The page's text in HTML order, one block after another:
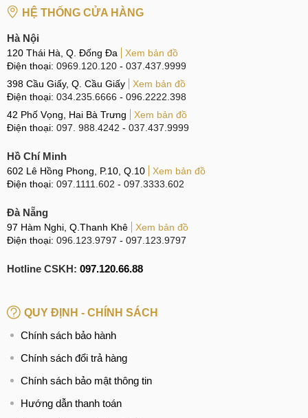
CN 5:602 Lê Hồng Phong, Quận 10
Hotline:
Tại Đà Nẵng
CN 6:97 Hàm Nghi, Q.Thanh Khê
Hotline:097.123.9797
giá thay ic wifi Oppo Reno5 bao nhiêu tiền
sửa sóng wifi Oppo Reno5 yếu, không kết nối.
sửa Oppo Reno5 không thấy tín hiệu wifi
sửa wifi Oppo Reno5 bắt kém
HỆ THỐNG CỬA HÀNG
Hà Nội
120 Thái Hà, Q. Đống Đa
Xem bản đồ
Điện thoại: 0969.120.120 - 037.437.9999
398 Cầu Giấy, Q. Cầu Giấy
Xem bản đồ
Điện thoại: 034.235.6666 - 096.2222.398
42 Phố Vọng, Hai Bà Trưng
Xem bản đồ
Điện thoại: 097. 988.4242 - 037.437.9999
Hồ Chí Minh
602 Lê Hồng Phong, P.10, Q.10
Xem bản đồ
Điện thoại: 097.1111.602 - 097.3333.602
Đà Nẵng
97 Hàm Nghi, Q.Thanh Khê
Xem bản đồ
Điện thoại: 096.123.9797 - 097.123.9797
Hotline CSKH: 097.120.66.88
QUY ĐỊNH - CHÍNH SÁCH
Chính sách bảo hành
Chính sách đổi trả hàng
Chính sách bảo mật thông tin
Hướng dẫn thanh toán